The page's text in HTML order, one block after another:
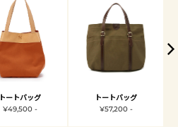
トートバッグ
¥49,500 -
トートバッグ
¥57,200 -